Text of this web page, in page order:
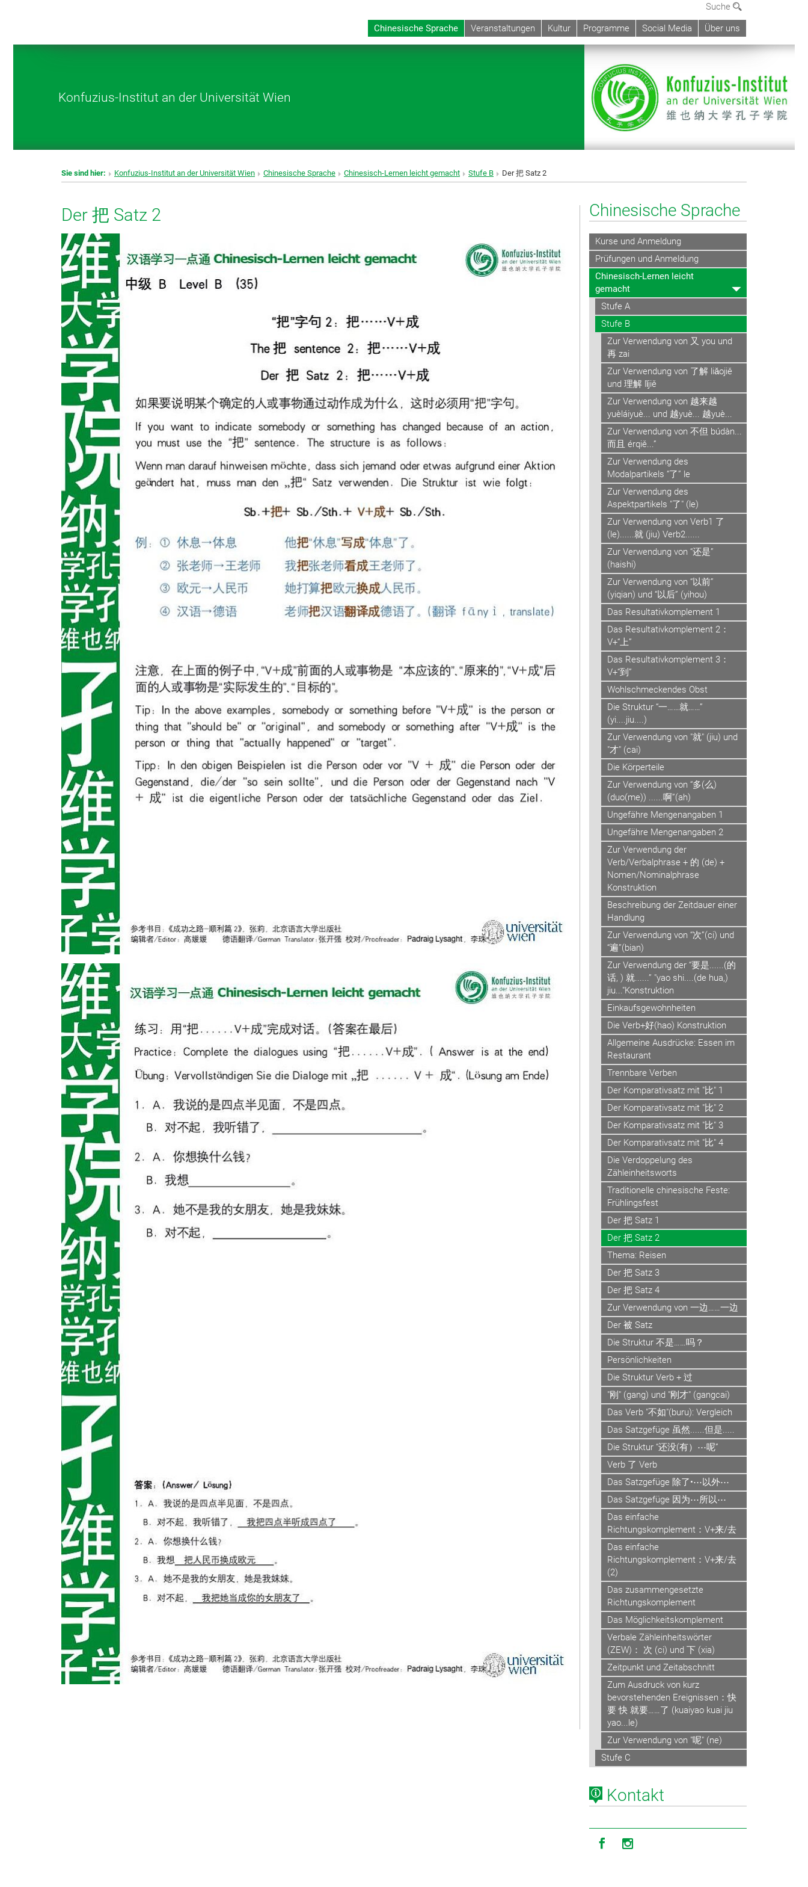
Suche
Chinesische Sprache
Veranstaltungen Kultur Programme Social Media Über uns
Konfuzius-Institut an der Universität Wien
Sie sind hier: Konfuzius-Institut an der Universität Wien Chinesische Sprache Chinesisch-Lernen leicht gemacht Stufe B Der 把 Satz 2
Der 把 Satz 2 Chinesische Sprache
Kurse und Anmeldung
Prüfungen und Anmeldung
Chinesisch-Lernen leicht
gemacht
Stufe A
Stufe B
Zur Verwendung von 又 you und
再 zai
Zur Verwendung von 了解 liǎojiě
und 理解 lǐjiě
Zur Verwendung von 越来越
yuèláiyuè... und 越yuè... 越yuè...
Zur Verwendung von 不但 búdàn...
而且 érqiě...”
Zur Verwendung des
Modalpartikels “了” le
Zur Verwendung des
Aspektpartikels "了" (le)
Zur Verwendung von Verb1 了
(le)......就 (jiu) Verb2......
Zur Verwendung von “还是”
(haishi)
Zur Verwendung von “以前”
(yiqian) und “以后” (yihou)
Das Resultativkomplement 1
Das Resultativkomplement 2：
V+“上”
Das Resultativkomplement 3：
V+“到”
Wohlschmeckendes Obst
Die Struktur “一……就……”
(yi....jiu....)
Zur Verwendung von "就" (jiu) und
"才" (cai)
Die Körperteile
Zur Verwendung von “多(么)
(duo(me)) ......啊”(ah)
Ungefähre Mengenangaben 1
Ungefähre Mengenangaben 2
Zur Verwendung der
Verb/Verbalphrase + 的 (de) +
Nomen/Nominalphrase
Konstruktion
Beschreibung der Zeitdauer einer
Handlung
Zur Verwendung von “次”(ci) und
“遍”(bian)
Zur Verwendung der “要是......(的
话, ) 就......” "yao shi....(de hua,)
jiu..."Konstruktion
Einkaufsgewohnheiten
Die Verb+好(hao) Konstruktion
Allgemeine Ausdrücke: Essen im
Restaurant
Trennbare Verben
Der Komparativsatz mit "比" 1
Der Komparativsatz mit "比" 2
Der Komparativsatz mit "比" 3
Der Komparativsatz mit "比" 4
Die Verdoppelung des
Zähleinheitsworts
Traditionelle chinesische Feste:
Frühlingsfest
Der 把 Satz 1
Der 把 Satz 2
Thema: Reisen
Der 把 Satz 3
Der 把 Satz 4
Zur Verwendung von 一边……一边
Der 被 Satz
Die Struktur 不是……吗？
Persönlichkeiten
Die Struktur Verb + 过
"刚" (gang) und "刚才" (gangcai)
Das Verb "不如"(buru): Vergleich
Das Satzgefüge 虽然......但是.....
Die Struktur “还没(有）⋯呢”
Verb 了 Verb
Das Satzgefüge 除了•⋯以外⋯
Das Satzgefüge 因为⋯所以⋯
Das einfache
Richtungskomplement：V+来/去
Das einfache
Richtungskomplement：V+来/去
(2)
Das zusammengesetzte
Richtungskomplement
Das Möglichkeitskomplement
Verbale Zähleinheitswörter
(ZEW)： 次 (ci) und 下 (xia)
Zeitpunkt und Zeitabschnitt
Zum Ausdruck von kurz
bevorstehenden Ereignissen：快
要 快 就要……了 (kuaiyao kuai jiu
yao...le)
Zur Verwendung von "呢" (ne)
Stufe C
Kontakt
Icon facebook
Icon instagram